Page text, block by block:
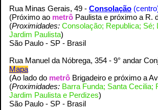
Rua Minas Gerais, 49 - Consolação
(Próximo ao metrô Paulista e próximo a R.
(Proximidades: Consolação; Republica; Sé;
Jardim Paulista)
São Paulo - SP - Brasil
Rua Manuel da Nóbrega, 354 - 9° andar
Mapa
(Ao lado do metrô Brigadeiro e próximo a
(Proximidades: Barra Funda; Santa Cecilia;
Jardim Paulista e Perdizes)
São Paulo - SP - Brasil